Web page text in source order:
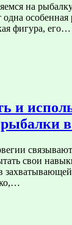
на
одна
фигура, его…
и
рыбалки
свои